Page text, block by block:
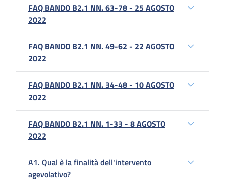
FAQ BANDO B2.1 NN. 63-78 - 25 AGOSTO
2022
FAQ BANDO B2.1 NN. 49-62 - 22 AGOSTO
2022
FAQ BANDO B2.1 NN. 34-48 - 10 AGOSTO
2022
FAQ BANDO B2.1 NN. 1-33 - 8 AGOSTO
2022
A1. Qual è la finalità dell'intervento
agevolativo?